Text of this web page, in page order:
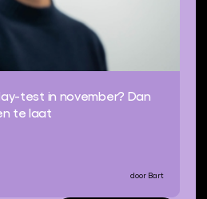
test in november? Dan
te laat
door Bart